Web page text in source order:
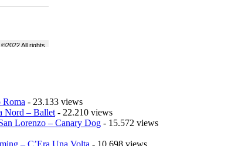
Roma - 23.133 views
Nord – Ballet - 22.210 views
Lorenzo – Canary Dog - 15.572 views
– C’Era Una Volta - 10.698 views